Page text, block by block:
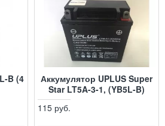
B (4
Аккумулятор UPLUS Super
Star LT5A-3-1, (YB5L-B)
115 руб.